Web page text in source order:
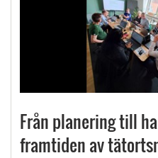
Från planering till
framtiden av